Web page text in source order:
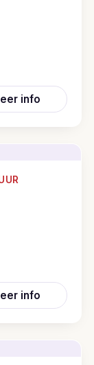
info
info